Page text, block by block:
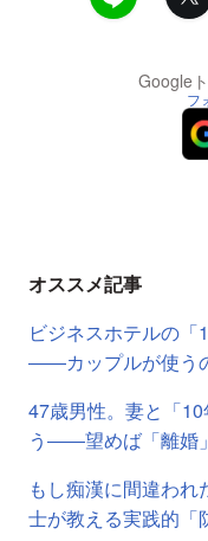
Google
フ
オススメ記事
ビジネスホテルの
――カップルが使う
47歳男性。妻と「
う――望めば「離婚
もし痴漢に間違わ
士が教える実践的「